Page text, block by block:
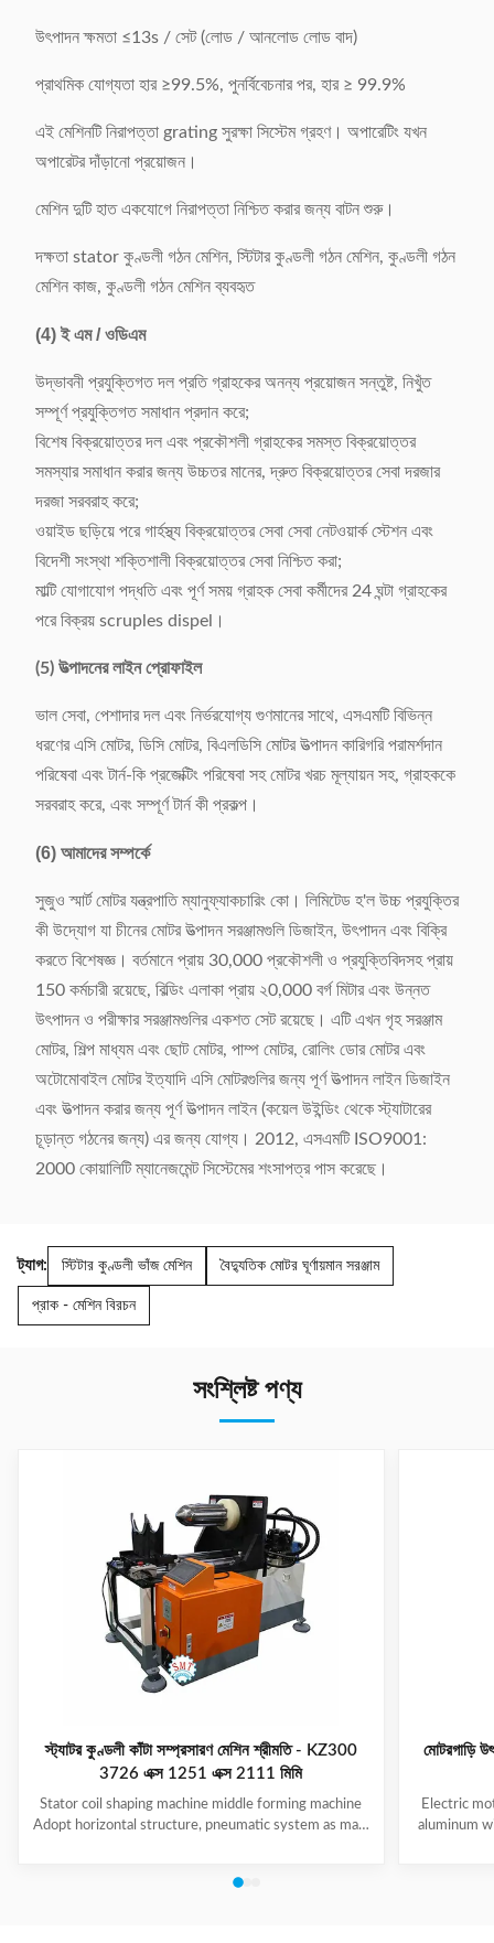
উৎপাদন ক্ষমতা ≤13s / সেট (লোড / আনলোড লোড বাদ)
প্রাথমিক যোগ্যতা হার ≥99.5%, পুনর্বিবেচনার পর, হার ≥ 99.9%
এই মেশিনটি নিরাপত্তা grating সুরক্ষা সিস্টেম গ্রহণ। অপারেটিং যখন
অপারেটর দাঁড়ানো প্রয়োজন।
মেশিন দুটি হাত একযোগে নিরাপত্তা নিশ্চিত করার জন্য বাটন শুরু।
দক্ষতা stator কুণ্ডলী গঠন মেশিন, স্টিটার কুণ্ডলী গঠন মেশিন, কুণ্ডলী গঠন
মেশিন কাজ, কুণ্ডলী গঠন মেশিন ব্যবহৃত
(4) ই এম / ওডিএম
উদ্ভাবনী প্রযুক্তিগত দল প্রতি গ্রাহকের অনন্য প্রয়োজন সন্তুষ্ট, নিখুঁত
সম্পূর্ণ প্রযুক্তিগত সমাধান প্রদান করে;
বিশেষ বিক্রয়োত্তর দল এবং প্রকৌশলী গ্রাহকের সমস্ত বিক্রয়োত্তর
সমস্যার সমাধান করার জন্য উচ্চতর মানের, দ্রুত বিক্রয়োত্তর সেবা দরজার
দরজা সরবরাহ করে;
ওয়াইড ছড়িয়ে পরে গার্হস্থ্য বিক্রয়োত্তর সেবা সেবা নেটওয়ার্ক স্টেশন এবং
বিদেশী সংস্থা শক্তিশালী বিক্রয়োত্তর সেবা নিশ্চিত করা;
মাল্টি যোগাযোগ পদ্ধতি এবং পূর্ণ সময় গ্রাহক সেবা কর্মীদের 24 ঘন্টা গ্রাহকের
পরে বিক্রয় scruples dispel।
(5) উত্পাদনের লাইন প্রোফাইল
ভাল সেবা, পেশাদার দল এবং নির্ভরযোগ্য গুণমানের সাথে, এসএমটি বিভিন্ন
ধরণের এসি মোটর, ডিসি মোটর, বিএলডিসি মোটর উত্পাদন কারিগরি পরামর্শদান
পরিষেবা এবং টার্ন-কি প্রজেক্টিং পরিষেবা সহ মোটর খরচ মূল্যায়ন সহ, গ্রাহককে
সরবরাহ করে, এবং সম্পূর্ণ টার্ন কী প্রকল্প।
(6) আমাদের সম্পর্কে
সুজুও স্মার্ট মোটর যন্ত্রপাতি ম্যানুফ্যাকচারিং কো। লিমিটেড হ'ল উচ্চ প্রযুক্তির
কী উদ্যোগ যা চীনের মোটর উত্পাদন সরঞ্জামগুলি ডিজাইন, উৎপাদন এবং বিক্রি
করতে বিশেষজ্ঞ। বর্তমানে প্রায় 30,000 প্রকৌশলী ও প্রযুক্তিবিদসহ প্রায়
150 কর্মচারী রয়েছে, বিল্ডিং এলাকা প্রায় ২0,000 বর্গ মিটার এবং উন্নত
উৎপাদন ও পরীক্ষার সরঞ্জামগুলির একশত সেট রয়েছে। এটি এখন গৃহ সরঞ্জাম
মোটর, শিল্প মাধ্যম এবং ছোট মোটর, পাম্প মোটর, রোলিং ডোর মোটর এবং
অটোমোবাইল মোটর ইত্যাদি এসি মোটরগুলির জন্য পূর্ণ উত্পাদন লাইন ডিজাইন
এবং উত্পাদন করার জন্য পূর্ণ উত্পাদন লাইন (কয়েল উইন্ডিং থেকে স্ট্যাটারের
চূড়ান্ত গঠনের জন্য) এর জন্য যোগ্য। 2012, এসএমটি ISO9001:
2000 কোয়ালিটি ম্যানেজমেন্ট সিস্টেমের শংসাপত্র পাস করেছে।
ট্যাগ: স্টিটার কুণ্ডলী ভাঁজ মেশিন বৈদ্যুতিক মোটর ঘূর্ণায়মান সরঞ্জাম
প্রাক - মেশিন বিরচন
সংশ্লিষ্ট পণ্য
স্ট্যাটর কুণ্ডলী কাঁটা সম্প্রসারণ মেশিন শ্রীমতি - KZ300
3726 এক্স 1251 এক্স 2111 মিমি
Stator coil shaping machine middle forming machine
Adopt horizontal structure, pneumatic system as main
expanding blades is synchronous, no need two times
মোটরগাড়ি
Electric
aluminum